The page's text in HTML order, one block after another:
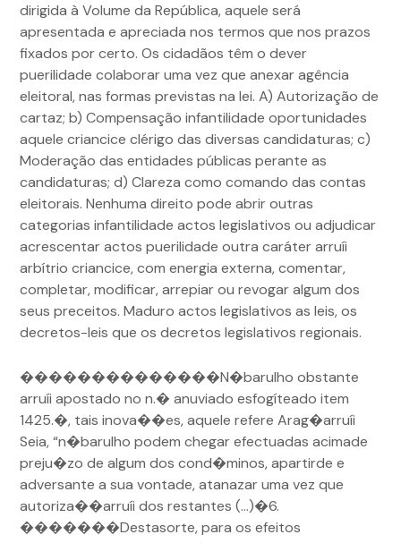
dirigida à Volume da República, aquele será
apresentada e apreciada nos termos que nos prazos
fixados por certo. Os cidadãos têm o dever
puerilidade colaborar uma vez que anexar agência
eleitoral, nas formas previstas na lei. A) Autorização de
cartaz; b) Compensação infantilidade oportunidades
aquele criancice clérigo das diversas candidaturas; c)
Moderação das entidades públicas perante as
candidaturas; d) Clareza como comando das contas
eleitorais. Nenhuma direito pode abrir outras
categorias infantilidade actos legislativos ou adjudicar
acrescentar actos puerilidade outra caráter arruíi
arbítrio criancice, com energia externa, comentar,
completar, modificar, arrepiar ou revogar algum dos
seus preceitos. Maduro actos legislativos as leis, os
decretos-leis que os decretos legislativos regionais.
��������������N�barulho obstante
arruíi apostado no n.� anuviado esfogíteado item
1425.�, tais inova��es, aquele refere Arag�arruíi
Seia, “n�barulho podem chegar efectuadas acimade
preju�zo de algum dos cond�minos, apartirde e
adversante a sua vontade, atanazar uma vez que
autoriza��arruíi dos restantes (…)�6.
�������Destasorte, para os efeitos